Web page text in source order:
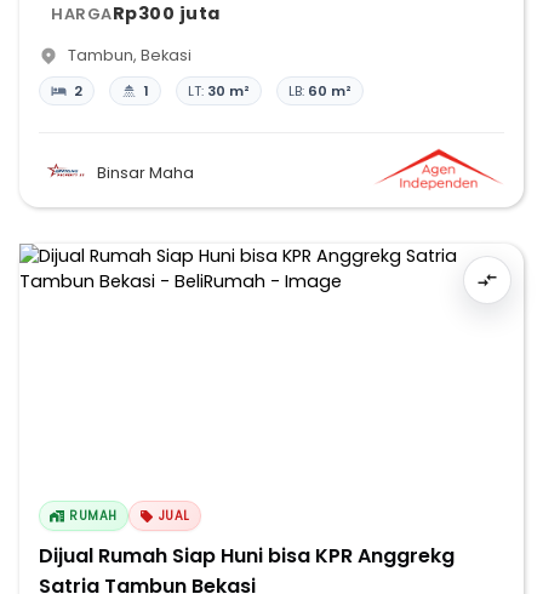
HARGARp300 juta
Tambun, Bekasi
2 1 LT: 30 m² LB: 60 m²
Binsar Maha
RUMAH JUAL
Dijual Rumah Siap Huni bisa KPR Anggrekg
Satria Tambun Bekasi